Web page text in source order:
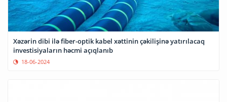
Xəzərin dibi ilə fiber-optik kabel xəttinin çəkilişinə yatırılacaq
investisiyaların həcmi açıqlanıb
18-06-2024